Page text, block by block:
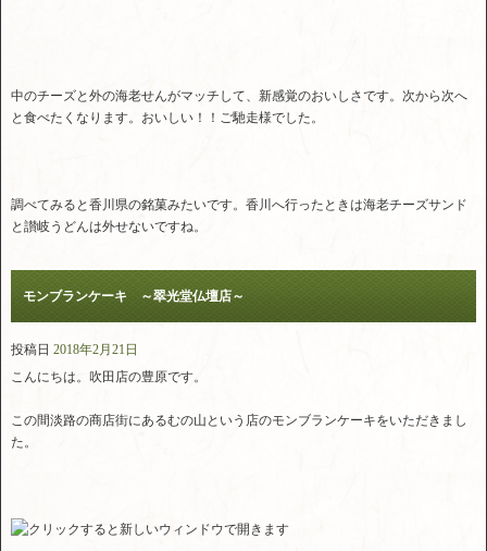
中のチーズと外の海老せんがマッチして、新感覚のおいしさです。次から次へ
と食べたくなります。おいしい！！ご馳走様でした。
調べてみると香川県の銘菓みたいです。香川へ行ったときは海老チーズサンド
と讃岐うどんは外せないですね。
モンブランケーキ ～翠光堂仏壇店～
投稿日 2018年2月21日
こんにちは。吹田店の豊原です。
この間淡路の商店街にあるむの山という店のモンブランケーキをいただきまし
た。